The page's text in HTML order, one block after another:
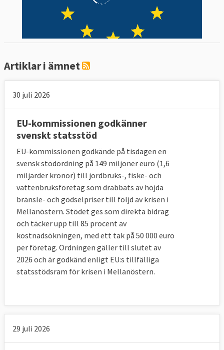
Artiklar i ämnet
30 juli 2026
EU-kommissionen godkänner
svenskt statsstöd
EU-kommissionen godkände på tisdagen en
svensk stödordning på 149 miljoner euro (1,6
miljarder kronor) till jordbruks-, fiske- och
vattenbruksföretag som drabbats av höjda
bränsle- och gödselpriser till följd av krisen i
Mellanöstern. Stödet ges som direkta bidrag
och täcker upp till 85 procent av
kostnadsökningen, med ett tak på 50 000 euro
per företag. Ordningen gäller till slutet av
2026 och är godkänd enligt EU:s tillfälliga
statsstödsram för krisen i Mellanöstern.
29 juli 2026